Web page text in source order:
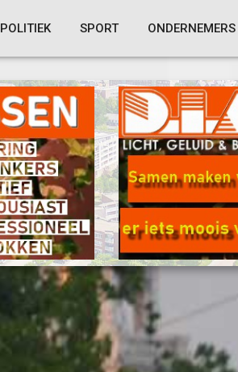
POLITIEK SPORT ONDERNEMERS